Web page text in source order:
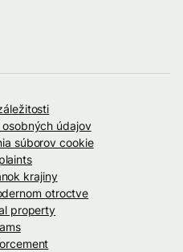
údajov
súborov cookie
krajiny
otroctve
property